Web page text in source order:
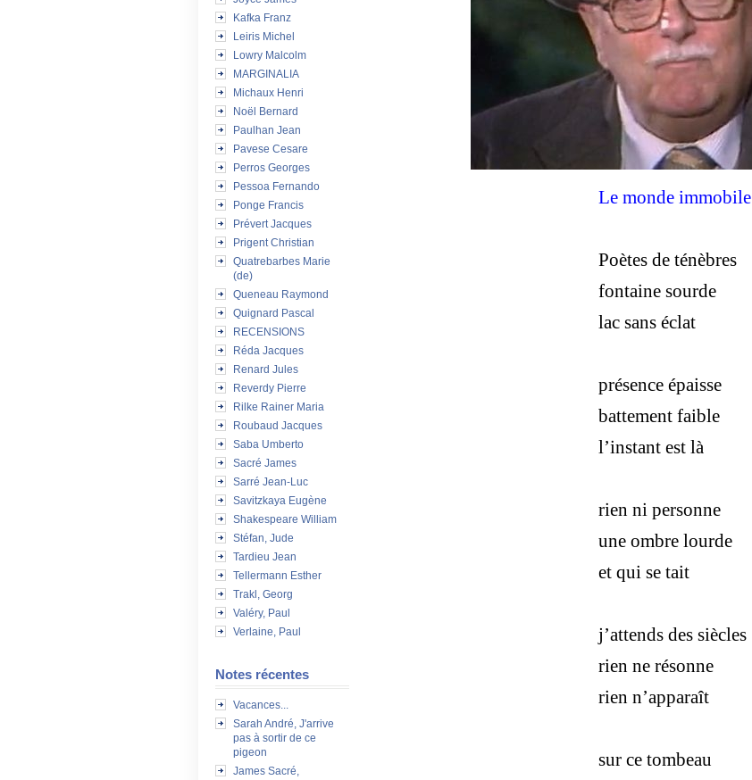
Kafka Franz
Leiris Michel
Lowry Malcolm
MARGINALIA
Michaux Henri
Noël Bernard
Paulhan Jean
Pavese Cesare
Perros Georges
Pessoa Fernando
Ponge Francis
Prévert Jacques
Prigent Christian
Quatrebarbes Marie
(de)
Queneau Raymond
Quignard Pascal
RECENSIONS
Réda Jacques
Renard Jules
Reverdy Pierre
Rilke Rainer Maria
Roubaud Jacques
Saba Umberto
Sacré James
Sarré Jean-Luc
Savitzkaya Eugène
Shakespeare William
Stéfan, Jude
Tardieu Jean
Tellermann Esther
Trakl, Georg
Valéry, Paul
Verlaine, Paul
Notes récentes
Vacances...
Sarah André, J'arrive
pas à sortir de ce
pigeon
James Sacré,
Le monde immobile
Poètes de ténèbres
fontaine sourde
lac sans éclat
présence épaisse
battement faible
l’instant est là
rien ni personne
une ombre lourde
et qui se tait
j’attends des siècles
rien ne résonne
rien n’apparaît
sur ce tombeau